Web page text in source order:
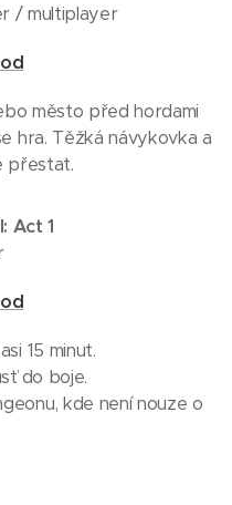
/ multiplayer
město před hordami
hra. Těžká návykovka a
přestat.
Act 1
15 minut.
do boje.
kde není nouze o